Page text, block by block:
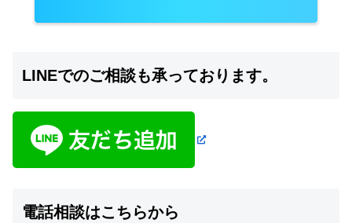
LINEでのご相談も承っております。
電話相談はこちらから